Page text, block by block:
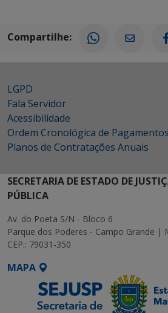
Compartilhe:
LGPD
Fala Servidor
Acessibilidade
Ordem Cronológica de Pagamentos
Planos de Contratações Anuais
SECRETARIA DE ESTADO DE
PÚBLICA
Av. do Poeta S/N - Bloco 6
Parque dos Poderes - Campo Grande |
CEP.: 79031-350
MAPA